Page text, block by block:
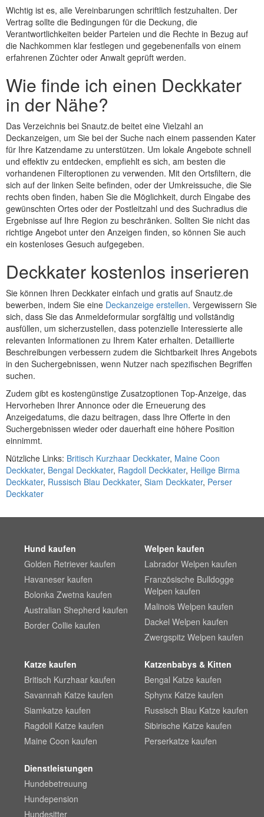
Wichtig ist es, alle Vereinbarungen schriftlich festzuhalten. Der
Vertrag sollte die Bedingungen für die Deckung, die
Verantwortlichkeiten beider Parteien und die Rechte in Bezug auf
die Nachkommen klar festlegen und gegebenenfalls von einem
erfahrenen Züchter oder Anwalt geprüft werden.
Wie finde ich einen Deckkater
in der Nähe?
Das Verzeichnis bei Snautz.de beitet eine Vielzahl an
Deckanzeigen, um Sie bei der Suche nach einem passenden Kater
für Ihre Katzendame zu unterstützen. Um lokale Angebote schnell
und effektiv zu entdecken, empfiehlt es sich, am besten die
vorhandenen Filteroptionen zu verwenden. Mit den Ortsfiltern, die
sich auf der linken Seite befinden, oder der Umkreissuche, die Sie
rechts oben finden, haben Sie die Möglichkeit, durch Eingabe des
gewünschten Ortes oder der Postleitzahl und des Suchradius die
Ergebnisse auf Ihre Region zu beschränken. Sollten Sie nicht das
richtige Angebot unter den Anzeigen finden, so können Sie auch
ein kostenloses Gesuch aufgegeben.
Deckkater kostenlos inserieren
Sie können Ihren Deckkater einfach und gratis auf Snautz.de
bewerben, indem Sie eine Deckanzeige erstellen. Vergewissern Sie
sich, dass Sie das Anmeldeformular sorgfältig und vollständig
ausfüllen, um sicherzustellen, dass potenzielle Interessierte alle
relevanten Informationen zu Ihrem Kater erhalten. Detaillierte
Beschreibungen verbessern zudem die Sichtbarkeit Ihres Angebots
in den Suchergebnissen, wenn Nutzer nach spezifischen Begriffen
suchen.
Zudem gibt es kostengünstige Zusatzoptionen Top-Anzeige, das
Hervorheben Ihrer Annonce oder die Erneuerung des
Anzeigedatums, die dazu beitragen, dass Ihre Offerte in den
Suchergebnissen wieder oder dauerhaft eine höhere Position
einnimmt.
Nützliche Links: Britisch Kurzhaar Deckkater, Maine Coon
Deckkater, Bengal Deckkater, Ragdoll Deckkater, Heilige Birma
Deckkater, Russisch Blau Deckkater, Siam Deckkater, Perser
Deckkater
Hund kaufen
Golden Retriever kaufen
Havaneser kaufen
Bolonka Zwetna kaufen
Australian Shepherd kaufen
Border Collie kaufen
Welpen kaufen
Labrador Welpen kaufen
Französische Bulldogge
Welpen kaufen
Malinois Welpen kaufen
Dackel Welpen kaufen
Zwergspitz Welpen kaufen
Katze kaufen
Britisch Kurzhaar kaufen
Savannah Katze kaufen
Siamkatze kaufen
Ragdoll Katze kaufen
Maine Coon kaufen
Katzenbabys & Kitten
Bengal Katze kaufen
Sphynx Katze kaufen
Russisch Blau Katze kaufen
Sibirische Katze kaufen
Perserkatze kaufen
Dienstleistungen
Hundebetreuung
Hundepension
Hundesitter